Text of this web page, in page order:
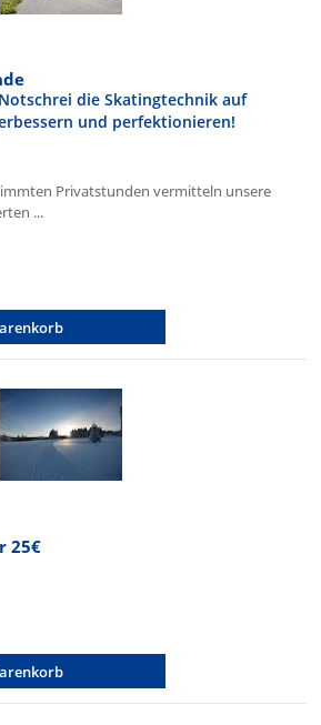
die Skatingtechnik auf
und perfektionieren!
Privatstunden vermitteln unsere
...
25€